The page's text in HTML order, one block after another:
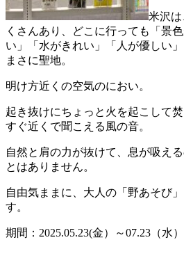
米沢
くさんあり、どこに行っても「景
い」「水がきれい」「人が優しい
まさに聖地。
明け方近くの空気のにおい。
起き抜けにちょっと火を起こして
すぐ近くで聞こえる風の音。
自然と肩の力が抜けて、息が吸え
とはありません。
自由気ままに、大人の「野あそび
す。
期間：2025.05.23(金）～07.23（水）